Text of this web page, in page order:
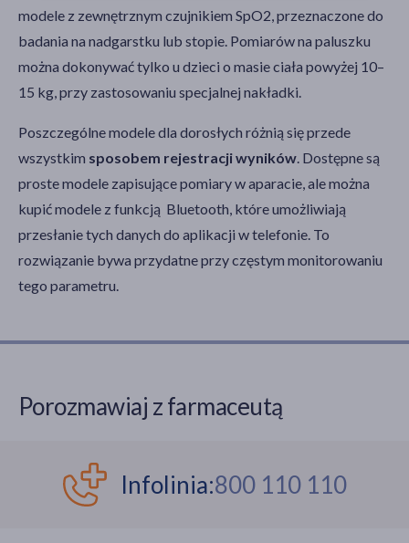
Marka
DOZ Med(1)
NOVAMA(1)
Sanity
modele z zewnętrznym czujnikiem SpO2, przeznaczone do
badania na nadgarstku lub stopie. Pomiarów na paluszku
można dokonywać tylko u dzieci o masie ciała powyżej 10–
15 kg, przy zastosowaniu specjalnej nakładki.
Poszczególne modele dla dorosłych różnią się przede
wszystkim sposobem rejestracji wyników. Dostępne są
proste modele zapisujące pomiary w aparacie, ale można
kupić modele z funkcją Bluetooth, które umożliwiają
przesłanie tych danych do aplikacji w telefonie. To
rozwiązanie bywa przydatne przy częstym monitorowaniu
tego parametru.
Porozmawiaj z farmaceutą
Infolinia:800 110 110